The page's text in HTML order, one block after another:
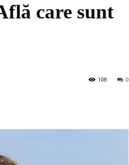
care sunt
0
108